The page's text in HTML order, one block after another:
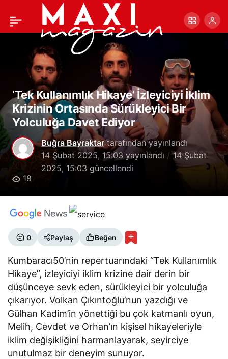
‘Tek Kullanımlık Hikaye’ İzleyiciyi İklim
Krizinin Ortasında Sürükleyici Bir
Yolculuğa Davet Ediyor
Buğra Bayraktartarafından yayınlandı
14 Şubat 2025, 15:03 yayınlandı
14 Şubat
2025, 15:03 güncellendi
18
0 Paylaş Beğen
Kumbaracı50’nin repertuarındaki “Tek Kullanımlık
Hikaye”, izleyiciyi iklim krizine dair derin bir
düşünceye sevk eden, sürükleyici bir yolculuğa
çıkarıyor. Volkan Çıkıntoğlu’nun yazdığı ve
Gülhan Kadim’in yönettiği bu çok katmanlı oyun,
Melih, Cevdet ve Orhan’ın kişisel hikayeleriyle
iklim değişikliğini harmanlayarak, seyirciye
unutulmaz bir deneyim sunuyor.
Caspar David Friedrich’in
Eserleri MET’te: Doğa ve
Ruhun Derin Bağlantısı
Paylaş